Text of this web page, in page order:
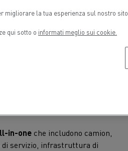
in-one che includono camion,
servizio, infrastruttura di
migliorare la tua esperienza sul nostro
qui sotto o informati meglio sui cookie.